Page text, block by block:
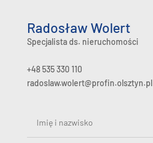
Radosław Wolert
Specjalista ds. nieruchomości
+48 535 330 110
radoslaw.wolert@profin.olsztyn.pl